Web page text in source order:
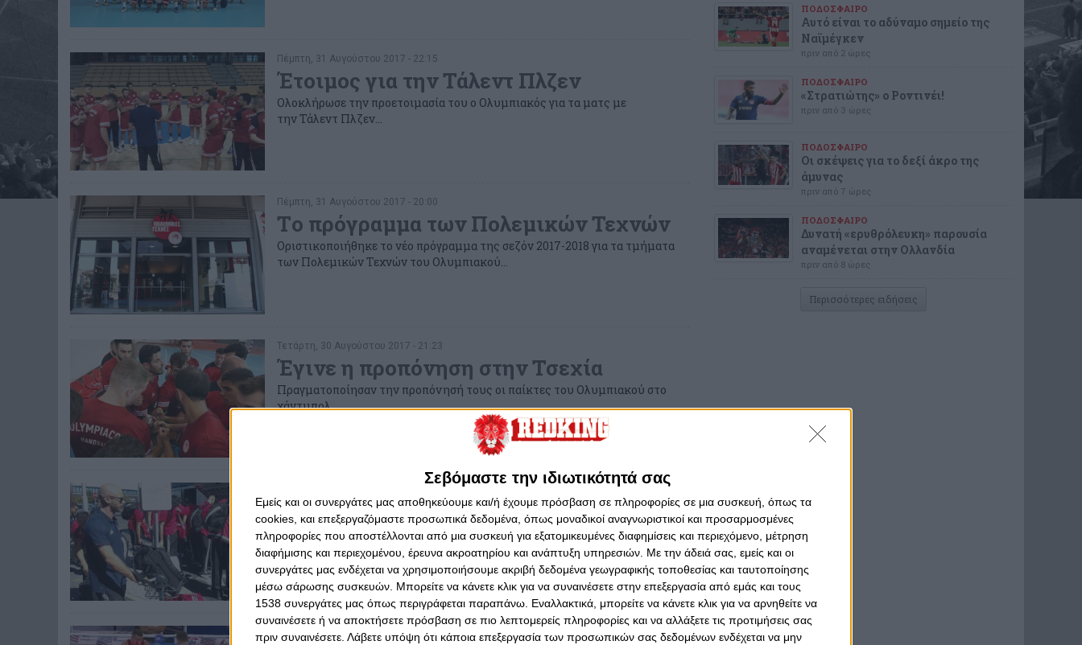
Σεβόμαστε την ιδιωτικότητά σας
Εμείς και οι συνεργάτες μας αποθηκεύουμε και/ή έχουμε πρόσβαση σε πληροφορίες σε μια συσκευή, όπως τα
cookies, και επεξεργαζόμαστε προσωπικά δεδομένα, όπως μοναδικοί αναγνωριστικοί και προσαρμοσμένες
πληροφορίες που αποστέλλονται από μια συσκευή για εξατομικευμένες διαφημίσεις και περιεχόμενο, μέτρηση
διαφήμισης και περιεχομένου, έρευνα ακροατηρίου και ανάπτυξη υπηρεσιών. Με την άδειά σας, εμείς και οι
συνεργάτες μας ενδέχεται να χρησιμοποιήσουμε ακριβή δεδομένα γεωγραφικής τοποθεσίας και ταυτοποίησης
μέσω σάρωσης συσκευών. Μπορείτε να κάνετε κλικ για να συναινέσετε στην επεξεργασία από εμάς και τους
1538 συνεργάτες μας όπως περιγράφεται παραπάνω. Εναλλακτικά, μπορείτε να κάνετε κλικ για να αρνηθείτε να
συναινέσετε ή να αποκτήσετε πρόσβαση σε πιο λεπτομερείς πληροφορίες και να αλλάξετε τις προτιμήσεις σας
πριν συναινέσετε. Λάβετε υπόψη ότι κάποια επεξεργασία των προσωπικών σας δεδομένων ενδέχεται να μην
Πέμπτη, 31 Αυγούστου 2017 - 22:15
Έτοιμος για την Τάλεντ Πλζεν
Ολοκλήρωσε την προετοιμασία του ο Ολυμπιακός για τα ματς με
την Τάλεντ Πλζεν...
Πέμπτη, 31 Αυγούστου 2017 - 20:00
Tο πρόγραμμα των Πολεμικών Τεχνών
Οριστικοποιήθηκε το νέο πρόγραμμα της σεζόν 2017-2018 για τα τμήματα
των Πολεμικών Τεχνών του Ολυμπιακού...
Τετάρτη, 30 Αυγούστου 2017 - 21:23
Έγινε η προπόνηση στην Τσεχία
Πραγματοποίησαν την προπόνησή τους οι παίκτες του Ολυμπιακού στο
χάντμπολ...
Στην Τσεχία ο Θρύλος για... μάχη!
Η αποστολή του Ολυμπιακού στο χάντμπολ, ταξίδεψε στην Τσεχία για τα
ματς με την Τάλεντ Πλζεν για το EHF Cup...
Δευτέρα, 28 Αυγούστου 2017 - 21:30
ΠΟΔΟΣΦΑΙΡΟ
Αυτό είναι το αδύναμο σημείο της
Ναϊμέγκεν
πριν από 2 ώρες
ΠΟΔΟΣΦΑΙΡΟ
«Στρατιώτης» ο Ροντινέι!
πριν από 3 ώρες
ΠΟΔΟΣΦΑΙΡΟ
Οι σκέψεις για το δεξί άκρο της
άμυνας
πριν από 7 ώρες
ΠΟΔΟΣΦΑΙΡΟ
Δυνατή «ερυθρόλευκη» παρουσία
αναμένεται στην Ολλανδία
πριν από 8 ώρες
Περισσότερες ειδήσεις